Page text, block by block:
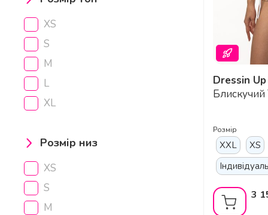
XS
S
M
L
XL
Розмір низ
XS
S
M
Dressin Up
Блискучий
Розмір
XXL XS
3